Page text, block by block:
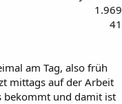
1.969
41
am Tag, also früh
mittags auf der Arbeit
bekommt und damit ist